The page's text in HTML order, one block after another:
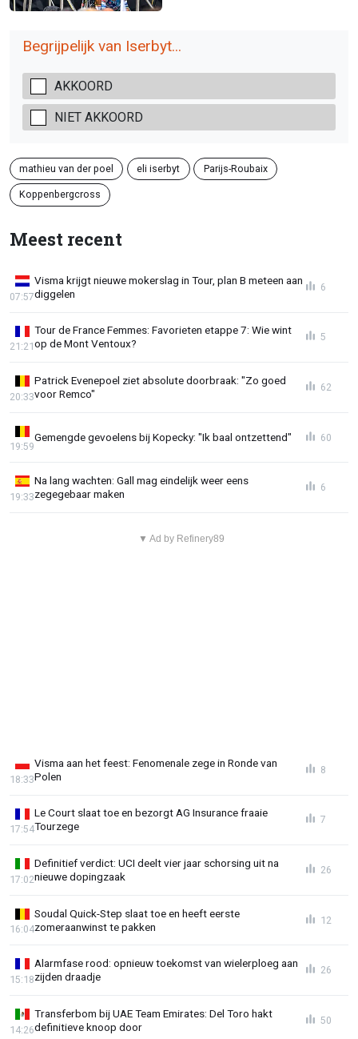
Begrijpelijk van Iserbyt...
AKKOORD
NIET AKKOORD
mathieu van der poel eli iserbyt Parijs-Roubaix
Koppenbergcross
Meest recent
Visma krijgt nieuwe mokerslag in Tour, plan B meteen aan
diggelen
07:57
6
Tour de France Femmes: Favorieten etappe 7: Wie wint
op de Mont Ventoux?
21:21
5
Patrick Evenepoel ziet absolute doorbraak: "Zo goed
voor Remco"
20:33
62
Gemengde gevoelens bij Kopecky: "Ik baal ontzettend"
19:59
60
Na lang wachten: Gall mag eindelijk weer eens
zegegebaar maken
19:33
6
▼ Ad by Refinery89
Visma aan het feest: Fenomenale zege in Ronde van
Polen
18:33
8
Le Court slaat toe en bezorgt AG Insurance fraaie
Tourzege
17:54
7
Definitief verdict: UCI deelt vier jaar schorsing uit na
nieuwe dopingzaak
17:02
26
Soudal Quick-Step slaat toe en heeft eerste
zomeraanwinst te pakken
16:04
12
Alarmfase rood: opnieuw toekomst van wielerploeg aan
zijden draadje
15:18
26
Transferbom bij UAE Team Emirates: Del Toro hakt
definitieve knoop door
14:26
50